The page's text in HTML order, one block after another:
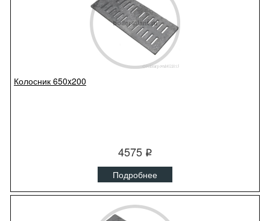
Колосник 650x200
4575 q
Подробнее